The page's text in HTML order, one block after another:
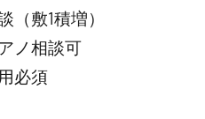
1積増）
相談可
必須